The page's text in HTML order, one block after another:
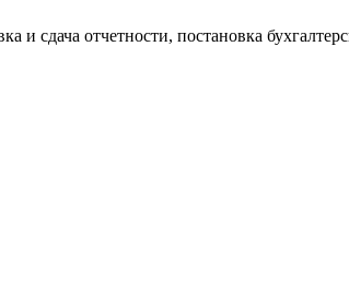
и сдача отчетности, постановка